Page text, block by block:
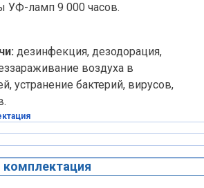
УФ-ламп 9 000 часов.
дезинфекция, дезодорация,
воздуха в
устранение бактерий, вирусов,
комплектация